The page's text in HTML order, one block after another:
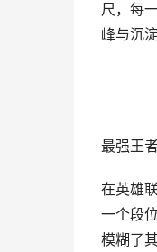
尺，每
峰与沉
最强王
在英雄
一个段
模糊了